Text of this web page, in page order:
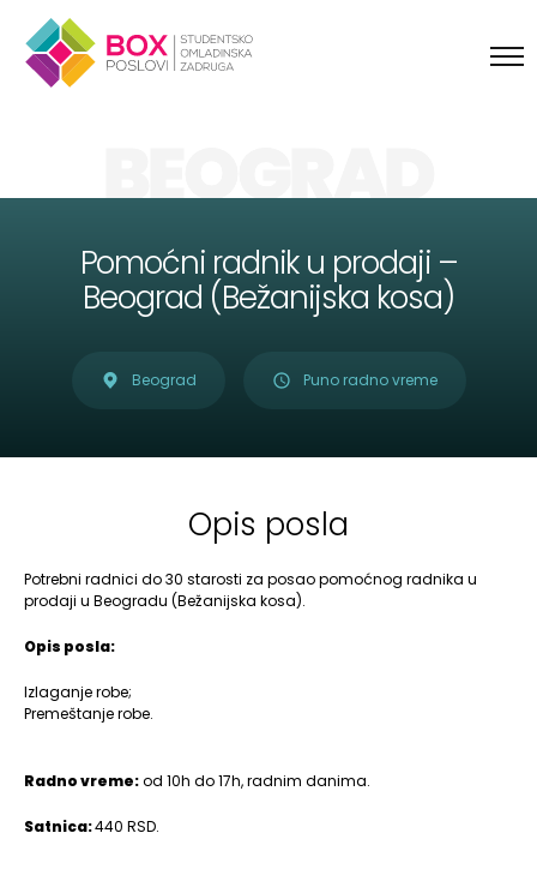
BEOGRAD
Pomoćni radnik u prodaji –
Beograd (Bežanijska kosa)
Beograd Puno radno vreme
Opis posla
Potrebni radnici do 30 starosti za posao pomoćnog radnika u
prodaji u Beogradu (Bežanijska kosa).
Opis posla:
Izlaganje robe;
Premeštanje robe.
Radno vreme:od 10h do 17h, radnim danima.
Satnica:440 RSD.